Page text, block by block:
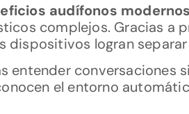
audífonos modernos
complejos. Gracias
dispositivos logran
entender conversaciones
el entorno